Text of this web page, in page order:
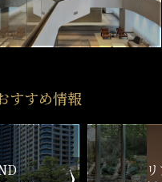
すすめ情報
ム
新